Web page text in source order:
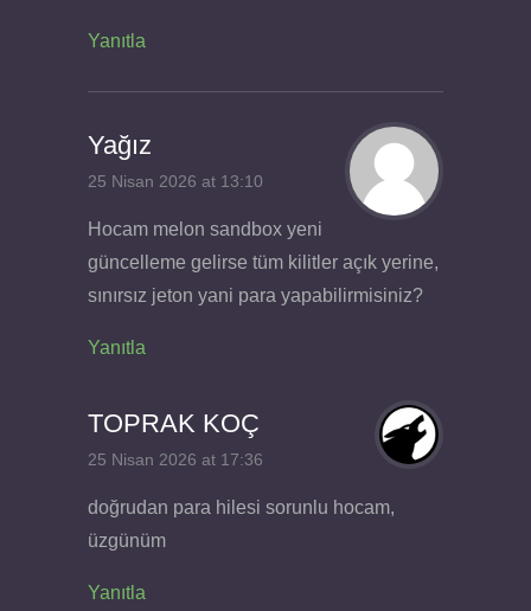
Yanıtla
Yağız
25 Nisan 2026 at 13:10
Hocam melon sandbox yeni
güncelleme gelirse tüm kilitler açık yerine,
sınırsız jeton yani para yapabilirmisiniz?
Yanıtla
TOPRAK KOÇ
25 Nisan 2026 at 17:36
doğrudan para hilesi sorunlu hocam,
üzgünüm
Yanıtla